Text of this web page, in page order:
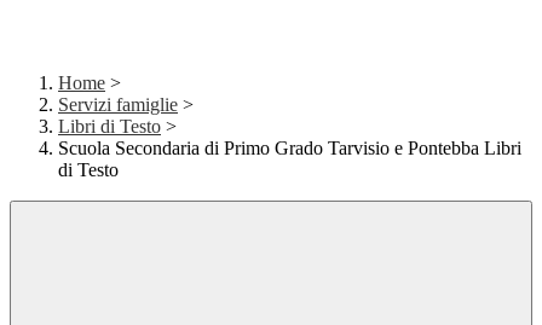
Home >
Servizi famiglie >
Libri di Testo >
Scuola Secondaria di Primo Grado Tarvisio e Pontebba Libri
di Testo